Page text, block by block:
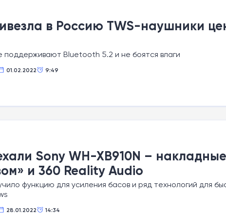
в Россию TWS-наушники
поддерживают Bluetooth 5.2 и не боятся влаги
01.02.2022 9:49
Sony WH-XB910N –
и 360 Reality Audio
функцию для усиления басов и ряд технологий для
28.01.2022 14:34